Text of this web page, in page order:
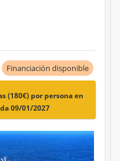
Financiación disponible
(180€) por persona en
09/01/2027